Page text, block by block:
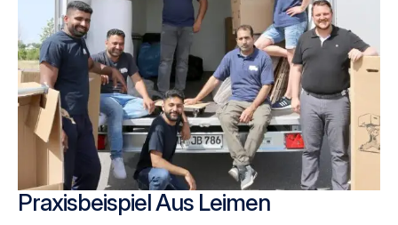
Praxisbeispiel Aus Leimen